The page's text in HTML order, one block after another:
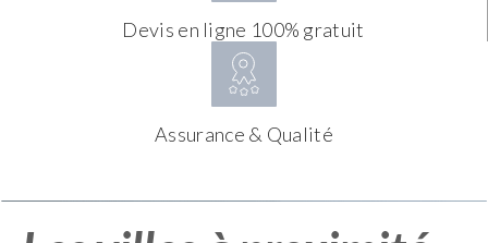
Devis en ligne 100% gratuit
Assurance & Qualité